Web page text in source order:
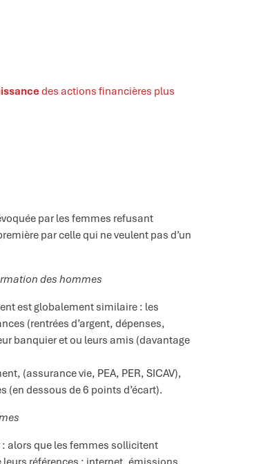
des actions financières plus
par les femmes refusant
par celle qui ne veulent pas d’un
des hommes
est globalement similaire : les
(rentrées d’argent, dépenses,
banquier et ou leurs amis (davantage
(assurance vie, PEA, PER, SICAV),
(en dessous de 6 points d’écart).
alors que les femmes sollicitent
références : internet, émissions